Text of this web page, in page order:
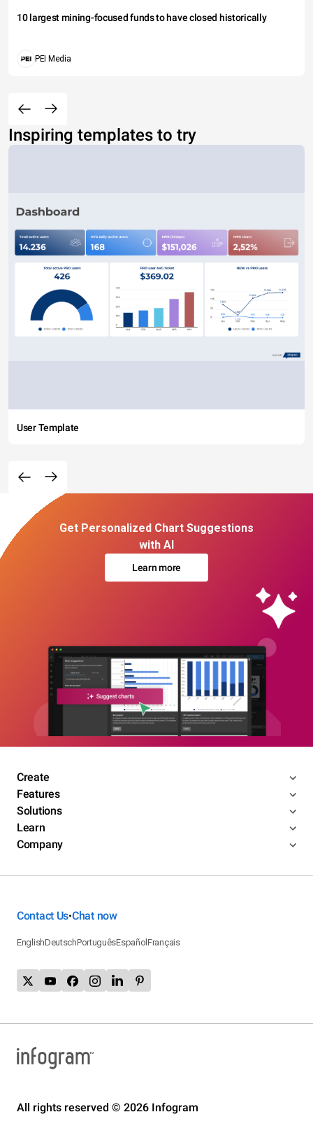
10 largest mining-focused funds to have closed historically
PEI Media
Inspiring templates to try
User Template
Get Personalized Chart Suggestions
with AI
Learn more
Create
Features
Solutions
Learn
Company
Contact Us•Chat now
EnglishDeutschPortuguêsEspañolFrançais
All rights reserved © 2026 Infogram